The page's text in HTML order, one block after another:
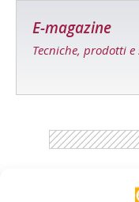
E-magazine
Tecniche, prodotti